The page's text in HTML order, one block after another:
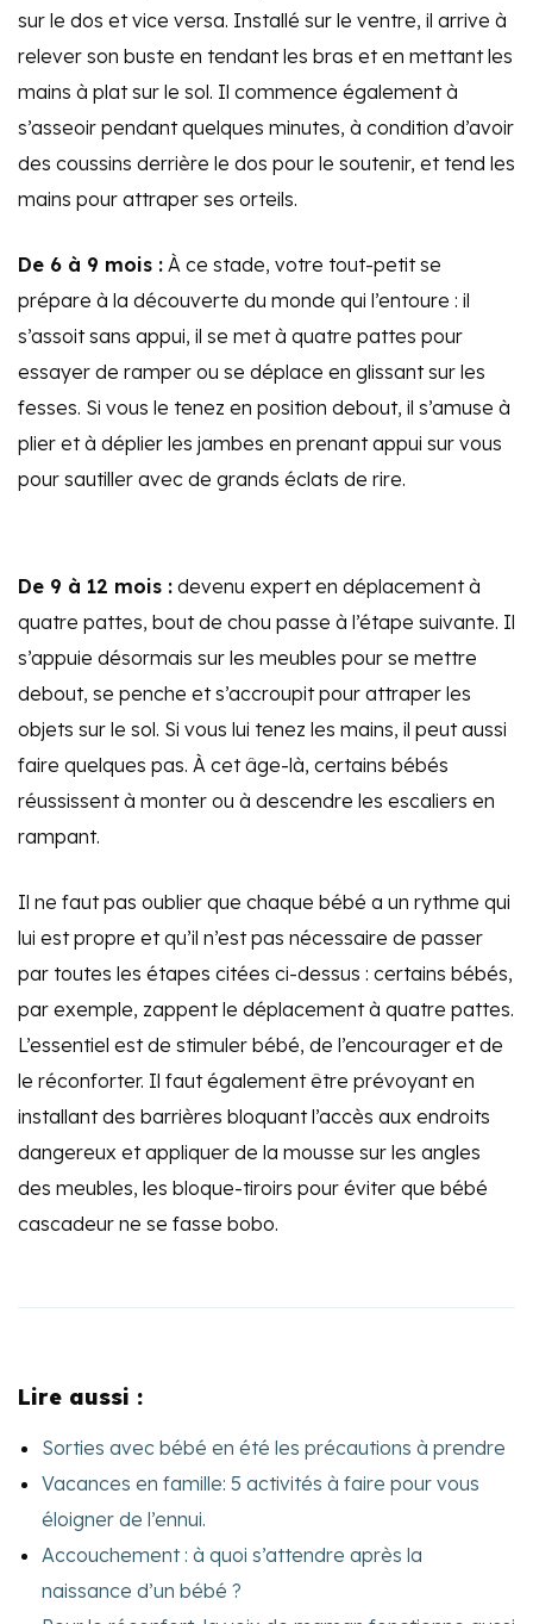
sur le dos et vice versa. Installé sur le ventre, il arrive à
relever son buste en tendant les bras et en mettant les
mains à plat sur le sol. Il commence également à
s’asseoir pendant quelques minutes, à condition d’avoir
des coussins derrière le dos pour le soutenir, et tend les
mains pour attraper ses orteils.
De 6 à 9 mois : À ce stade, votre tout-petit se
prépare à la découverte du monde qui l’entoure : il
s’assoit sans appui, il se met à quatre pattes pour
essayer de ramper ou se déplace en glissant sur les
fesses. Si vous le tenez en position debout, il s’amuse à
plier et à déplier les jambes en prenant appui sur vous
pour sautiller avec de grands éclats de rire.
De 9 à 12 mois : devenu expert en déplacement à
quatre pattes, bout de chou passe à l’étape suivante. Il
s’appuie désormais sur les meubles pour se mettre
debout, se penche et s’accroupit pour attraper les
objets sur le sol. Si vous lui tenez les mains, il peut aussi
faire quelques pas. À cet âge-là, certains bébés
réussissent à monter ou à descendre les escaliers en
rampant.
Il ne faut pas oublier que chaque bébé a un rythme qui
lui est propre et qu’il n’est pas nécessaire de passer
par toutes les étapes citées ci-dessus : certains bébés,
par exemple, zappent le déplacement à quatre pattes.
L’essentiel est de stimuler bébé, de l’encourager et de
le réconforter. Il faut également être prévoyant en
installant des barrières bloquant l’accès aux endroits
dangereux et appliquer de la mousse sur les angles
des meubles, les bloque-tiroirs pour éviter que bébé
cascadeur ne se fasse bobo.
Lire aussi :
Sorties avec bébé en été les précautions à prendre
Vacances en famille: 5 activités à faire pour vous
éloigner de l’ennui.
Accouchement : à quoi s’attendre après la
naissance d’un bébé ?